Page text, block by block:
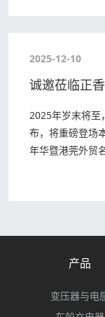
2025-12-10
诚邀莅临正
2025年岁末将至
布，将重磅登场
年华暨港莞外贸
产品
变压器与电